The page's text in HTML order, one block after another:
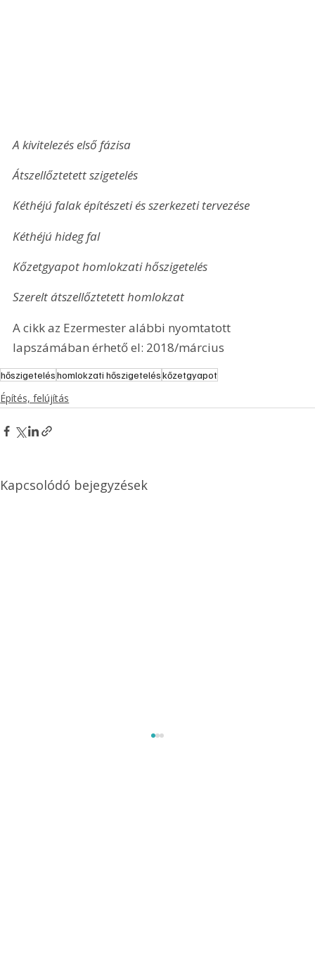
A kivitelezés első fázisa
Átszellőztetett szigetelés
Kéthéjú falak építészeti és szerkezeti tervezése
Kéthéjú hideg fal
Kőzetgyapot homlokzati hőszigetelés
Szerelt átszellőztetett homlokzat
A cikk az Ezermester alábbi nyomtatott
lapszámában érhető el: 2018/március
hőszigeteléshomlokzati hőszigeteléskőzetgyapot
Építés, felújítás
Kapcsolódó bejegyzések